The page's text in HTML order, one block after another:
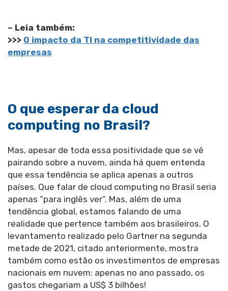
– Leia também:
>>> O impacto da TI na competitividade das
empresas
O que esperar da cloud
computing no Brasil?
Mas, apesar de toda essa positividade que se vê
pairando sobre a nuvem, ainda há quem entenda
que essa tendência se aplica apenas a outros
países. Que falar de cloud computing no Brasil seria
apenas “para inglês ver”. Mas, além de uma
tendência global, estamos falando de uma
realidade que pertence também aos brasileiros. O
levantamento realizado pelo Gartner na segunda
metade de 2021, citado anteriormente, mostra
também como estão os investimentos de empresas
nacionais em nuvem: apenas no ano passado, os
gastos chegariam a US$ 3 bilhões!